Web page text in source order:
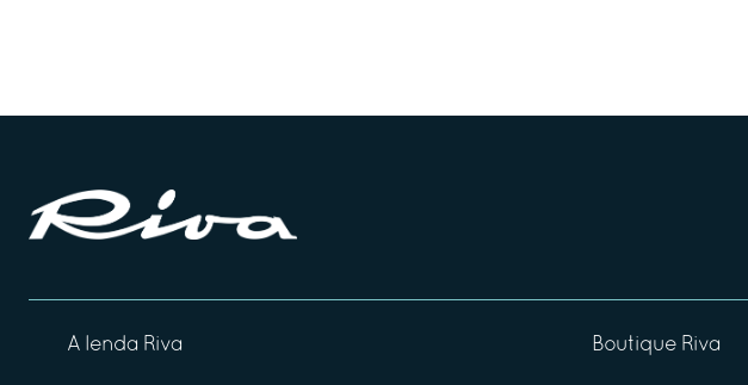
A lenda Riva Boutique Riva